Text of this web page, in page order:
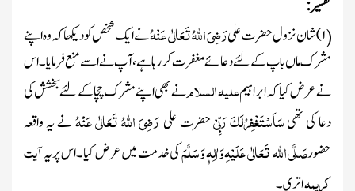
تفسیر :
(۱) شان نزول حضرت علیرَضِیَ اللہُ تَعَالٰی عَنْہُنے ایک شخص کو دیکھا کہ وہ اپنے
مشرک ماں باپ کے لئے دعائے مغفرت کر رہا ہے ، آپ نے اسے منع فرمایا ۔ اس
نے عرض کیا کہ ابراہیمعلیہ السلامنے بھی اپنے مشرک چچا کے لئے بخشش کی
دعا کی تھیسَاَسْتَغْفِرُلَکَ رَبِّیْحضرت علیرَضِیَ اللہُ تَعَالٰی عَنْہُنے یہ واقعہ
حضورصَلَّی اللہ تَعَالٰی عَلَیْہِ وَاٰلِہٖ وَسَلَّمَکی خدمت میں عرض کیا ۔اس پر یہآیت
کریمہاتری ۔